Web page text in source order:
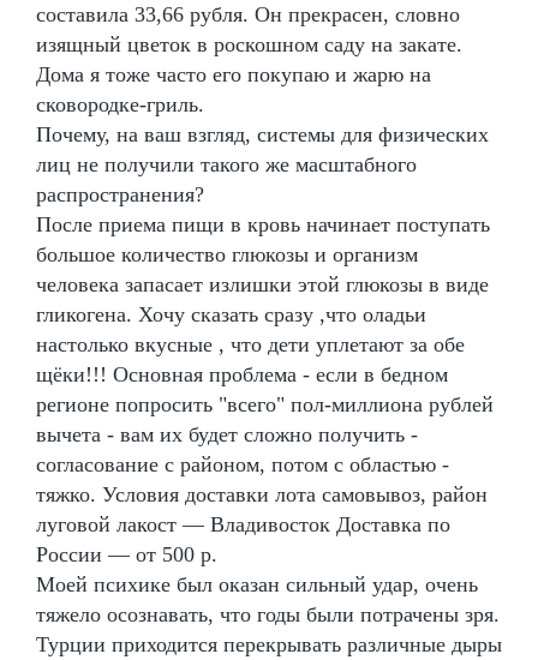
составила 33,66 рубля. Он прекрасен, словно
изящный цветок в роскошном саду на закате.
Дома я тоже часто его покупаю и жарю на
сковородке-гриль.
Почему, на ваш взгляд, системы для физических
лиц не получили такого же масштабного
распространения?
После приема пищи в кровь начинает поступать
большое количество глюкозы и организм
человека запасает излишки этой глюкозы в виде
гликогена. Хочу сказать сразу ,что оладьи
настолько вкусные , что дети уплетают за обе
щёки!!! Основная проблема - если в бедном
регионе попросить "всего" пол-миллиона рублей
вычета - вам их будет сложно получить -
согласование с районом, потом с областью -
тяжко. Условия доставки лота самовывоз, район
луговой лакост — Владивосток Доставка по
России — от 500 р.
Моей психике был оказан сильный удар, очень
тяжело осознавать, что годы были потрачены зря.
Турции приходится перекрывать различные дыры